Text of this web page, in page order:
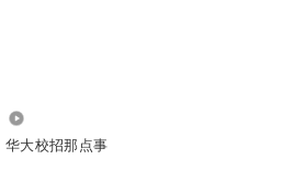
华大校招那点事